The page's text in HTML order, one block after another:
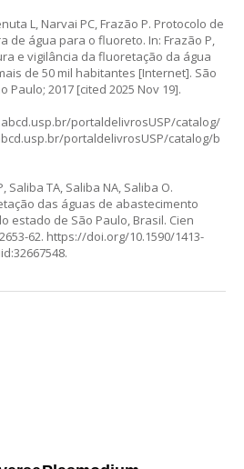
L, Narvai PC, Frazão P. Protocolo de
de água para o fluoreto. In: Frazão P,
e vigilância da fluoretação da água
de 50 mil habitantes [Internet]. São
Paulo; 2017 [cited 2025 Nov 19].
portaldelivrosUSP/catalog/
portaldelivrosUSP/catalog/b
Saliba TA, Saliba NA, Saliba O.
das águas de abastecimento
estado de São Paulo, Brasil. Cien
62. https://doi.org/10.1590/1413-